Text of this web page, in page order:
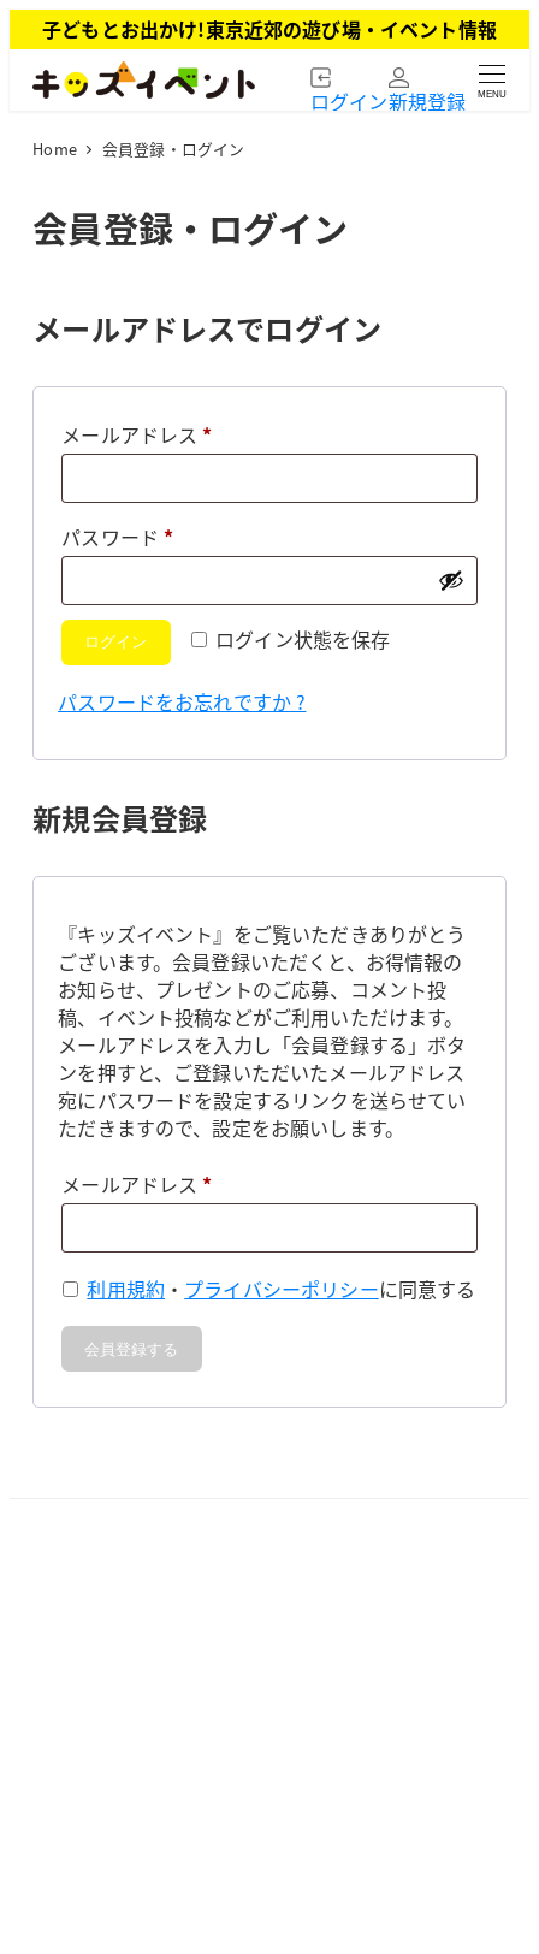
イ
子どもとお出かけ!東京近郊の遊び場・イベント情報
ログイン新規登録 MENU
Home 会員登録・ログイン
会員登録・ログイン
メールアドレスでログイン
メールアドレス *必
パスワード *必
ログイン状態を保存
ログイン
パスワードをお忘れですか ?
新規会員登録
『キッズイベント』をご覧いただきありがとう
ございます。会員登録いただくと、お得情報の
お知らせ、プレゼントのご応募、コメント投
稿、イベント投稿などがご利用いただけます。
メールアドレスを入力し「会員登録する」ボタ
ンを押すと、ご登録いただいたメールアドレス
宛にパスワードを設定するリンクを送らせてい
ただきますので、設定をお願いします。
メールアドレス *必
利用規約 ・ プライバシーポリシーに同意する
会員登録する